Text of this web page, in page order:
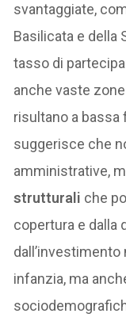
svantaggiate,
Basilicata e della
tasso di
anche vaste
risultano a bassa
suggerisce che
amministrative,
strutturali che
copertura e dalla
infanzia, ma